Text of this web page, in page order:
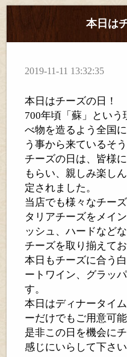
本日は
2019-11-11 13:32:35
本日はチーズの日！
700年頃「蘇」という
べ物を造るよう全国
う事から来ているそう
チーズの日は、皆様
もらい、親しみ楽し
定されました。
当店でも様々なチー
タリアチーズをメイ
ッシュ、ハードなど
チーズを取り揃えてお
本日もチーズに合う
ートワイン、グラッ
す。
本日はディナータイ
ーだけでもご用意可
是非この日を機会に
感じにいらして下さい